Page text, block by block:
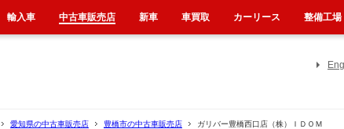
愛知県の中古車販売店 豊橋市の中古車販売店 ガリバー豊橋西口店（株）ＩＤＯＭ
輸入車 中古車販売店 新車 車買取 カーリース 整備工場